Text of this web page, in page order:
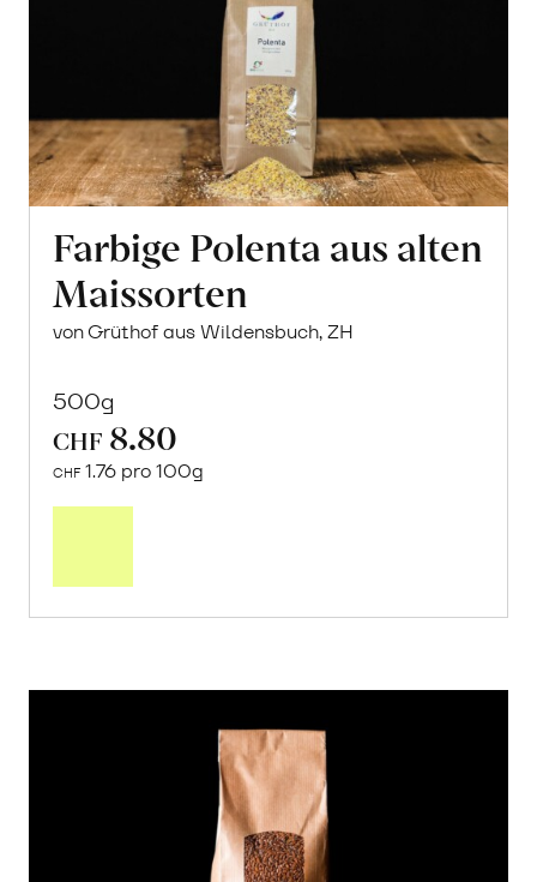
Farbige Polenta aus alten
Maissorten
von Grüthof aus Wildensbuch, ZH
500g
CHF 8.80
CHF 1.76 pro 100g